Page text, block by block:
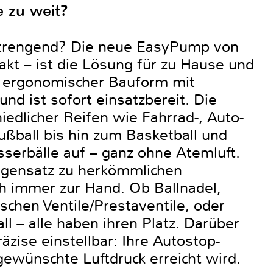
zu weit?
Die neue EasyPump von
– ist die Lösung für zu Hause und
Bauform mit
ist sofort einsatzbereit. Die
Reifen wie Fahrrad-, Auto-
bis hin zum Basketball und
auf – ganz ohne Atemluft.
zu herkömmlichen
immer zur Hand. Ob Ballnadel,
Ventile/Prestaventile, oder
– alle haben ihren Platz. Darüber
einstellbar: Ihre Autostop-
Luftdruck erreicht wird.